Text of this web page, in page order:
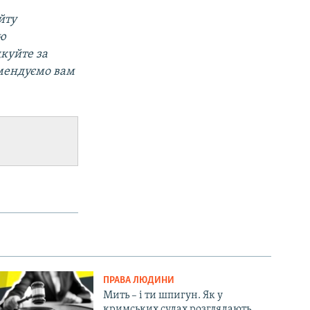
за
вам
ПРАВА ЛЮДИНИ
Мить – і ти шпигун. Як у